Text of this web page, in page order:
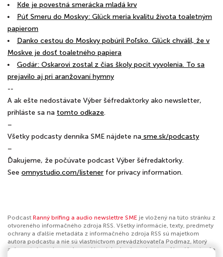
Kde je povestná smerácka mladá krv
Púť Smeru do Moskvy: Glück meria kvalitu života toaletným
papierom
Danko cestou do Moskvy pobúril Poľsko. Glück chválil, že v
Moskve je dosť toaletného papiera
Godár: Oskarovi zostal z čias školy pocit vyvolenia. To sa
prejavilo aj pri aranžovaní hymny
--
A ak ešte nedostávate Výber šéfredaktorky ako newsletter,
prihláste sa na ⁠⁠⁠⁠⁠⁠⁠tomto odkaze⁠⁠⁠⁠⁠⁠⁠.
–
Všetky podcasty denníka SME nájdete na ⁠⁠⁠⁠⁠⁠⁠⁠⁠⁠⁠⁠⁠⁠⁠⁠⁠⁠⁠⁠⁠⁠⁠⁠⁠⁠⁠⁠⁠⁠⁠⁠⁠⁠⁠⁠⁠⁠⁠⁠⁠⁠⁠⁠⁠⁠⁠⁠⁠⁠⁠⁠⁠⁠⁠⁠⁠⁠⁠⁠⁠⁠⁠⁠⁠⁠⁠⁠⁠⁠⁠⁠⁠⁠⁠⁠⁠⁠⁠⁠⁠⁠⁠⁠⁠⁠⁠⁠⁠⁠⁠⁠⁠⁠⁠⁠⁠⁠⁠⁠⁠⁠⁠⁠⁠⁠⁠⁠⁠⁠⁠⁠⁠⁠⁠⁠⁠⁠⁠⁠⁠⁠⁠⁠⁠⁠⁠⁠⁠⁠⁠⁠⁠⁠⁠⁠⁠⁠⁠⁠⁠⁠⁠⁠ sme.sk/podcasty⁠⁠⁠⁠⁠⁠⁠⁠⁠⁠⁠⁠⁠⁠⁠⁠⁠⁠⁠⁠⁠⁠⁠⁠⁠⁠⁠⁠⁠⁠⁠⁠⁠⁠⁠⁠⁠⁠⁠⁠⁠⁠⁠⁠⁠⁠⁠⁠⁠⁠⁠⁠⁠⁠⁠⁠⁠⁠⁠⁠⁠⁠⁠⁠⁠⁠⁠⁠⁠⁠⁠⁠⁠⁠⁠⁠⁠⁠⁠⁠⁠⁠⁠⁠⁠⁠⁠⁠⁠⁠⁠⁠⁠⁠⁠⁠⁠⁠⁠⁠⁠⁠⁠⁠⁠⁠⁠⁠⁠⁠⁠⁠⁠⁠⁠⁠⁠⁠⁠⁠⁠⁠⁠⁠⁠⁠⁠⁠⁠⁠⁠⁠⁠⁠⁠⁠⁠⁠⁠⁠⁠⁠⁠⁠
–
Ďakujeme, že počúvate podcast Výber šéfredaktorky.
See omnystudio.com/listener for privacy information.
Podcast Ranný brífing a audio newslettre SME je vložený na túto stránku z
otvoreného informačného zdroja RSS. Všetky informácie, texty, predmety
ochrany a ďalšie metadáta z informačného zdroja RSS sú majetkom
autora podcastu a nie sú vlastníctvom prevádzkovateľa Podmaz, ktorý
ani nevytvára ani nezodpovedá za ich obsah podcastov. Ak máš za to, že